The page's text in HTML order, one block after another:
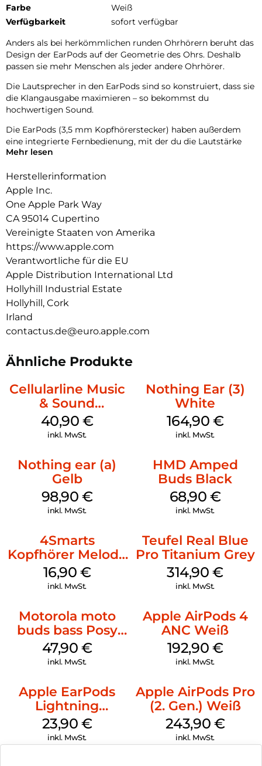
Farbe
Weiß
Verfügbarkeit
sofort verfügbar
Anders als bei herkömmlichen runden Ohrhörern beruht das
Design der EarPods auf der Geometrie des Ohrs. Deshalb
passen sie mehr Menschen als jeder andere Ohrhörer.
Die Lautsprecher in den EarPods sind so konstruiert, dass sie
die Klangausgabe maximieren – so bekommst du
hochwertigen Sound.
Die EarPods (3,5 mm Kopfhörerstecker) haben außerdem
eine integrierte Fernbedienung, mit der du die Lautstärke
anpassen, die Wiedergabe von Musik und Videos steuern und
die Fernbedienung drückst.
Mehr lesen
Herstellerinformation
Apple Inc.
One Apple Park Way
CA 95014 Cupertino
Vereinigte Staaten von Amerika
https://www.apple.com
Verantwortliche für die EU
Apple Distribution International Ltd
Hollyhill Industrial Estate
Hollyhill, Cork
Irland
contactus.de@euro.apple.com
Ähnliche Produkte
Cellularline Music
& Sound
Bluetooth
Headphone MAXI
40,90 €
inkl. MwSt.
Nothing Ear (3)
White
164,90 €
inkl. MwSt.
Nothing ear (a)
Gelb
98,90 €
inkl. MwSt.
HMD Amped
Buds Black
68,90 €
inkl. MwSt.
4Smarts
Kopfhörer Melody
Digital USB-C
Weiß
16,90 €
inkl. MwSt.
Teufel Real Blue
Pro Titanium Grey
314,90€
inkl. MwSt.
Motorola moto
buds bass Posy
Green
47,90 €
inkl. MwSt.
Apple AirPods 4
ANC Weiß
192,90 €
inkl. MwSt.
Apple EarPods
Lightning
Anschluss Weiß
23,90 €
inkl. MwSt.
Apple AirPods Pro
(2. Gen.) Weiß
243,90 €
inkl. MwSt.